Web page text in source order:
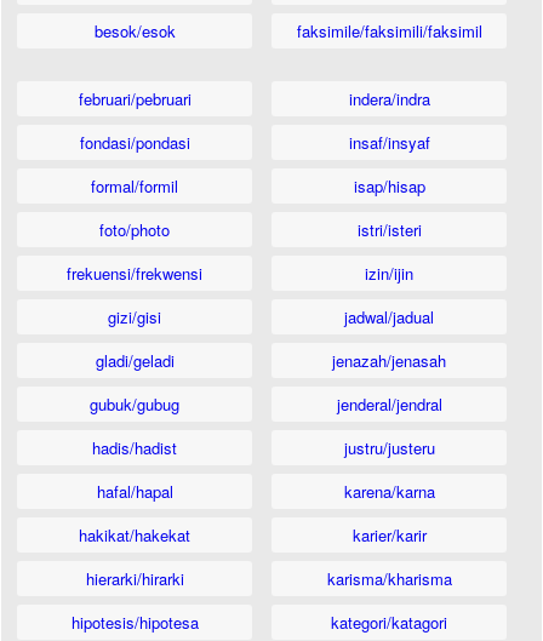
besok/esok
faksimile/faksimili/faksimil
februari/pebruari
fondasi/pondasi
formal/formil
foto/photo
frekuensi/frekwensi
gizi/gisi
gladi/geladi
gubuk/gubug
hadis/hadist
hafal/hapal
hakikat/hakekat
hierarki/hirarki
hipotesis/hipotesa
indera/indra
insaf/insyaf
isap/hisap
istri/isteri
izin/ijin
jadwal/jadual
jenazah/jenasah
jenderal/jendral
justru/justeru
karena/karna
karier/karir
karisma/kharisma
kategori/katagori